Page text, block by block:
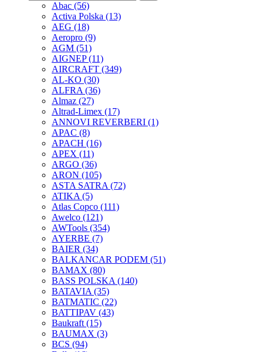
Abac (56)
Activa Polska (13)
AEG (18)
Aeropro (9)
AGM (51)
AIGNEP(11)
AIRCRAFT (349)
AL-KO (30)
ALFRA (36)
Almaz (27)
Altrad-Limex (17)
ANNOVI REVERBERI (1)
APAC (8)
APACH (16)
APEX (11)
ARGO (36)
ARON (105)
ASTA SATRA (72)
ATIKA (5)
Atlas Copco (111)
Awelco (121)
AWTools (354)
AYERBE (7)
BAIER (34)
BALKANCAR PODEM (51)
BAMAX (80)
BASS POLSKA (140)
BATAVIA (35)
BATMATIC (22)
BATTIPAV (43)
Baukraft (15)
BAUMAX (3)
BCS (94)